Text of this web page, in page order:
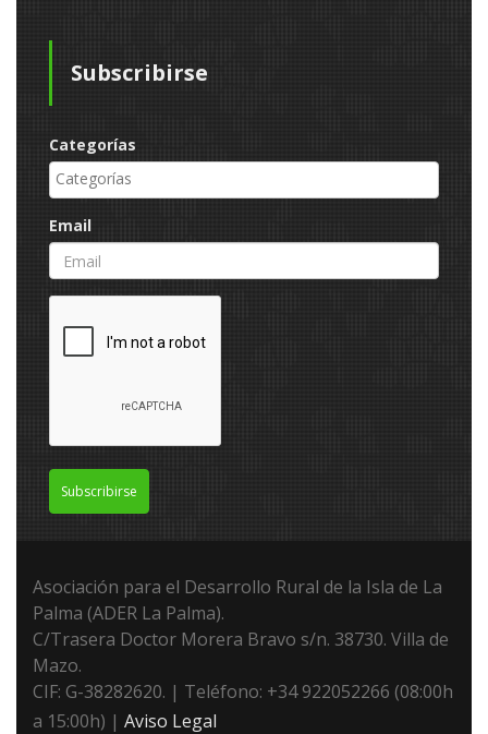
Subscribirse
Categorías
Email
Subscribirse
Asociación para el Desarrollo Rural de la Isla de La
Palma (ADER La Palma).
C/Trasera Doctor Morera Bravo s/n. 38730. Villa de
Mazo.
CIF: G-38282620. | Teléfono: +34 922052266 (08:00h
a 15:00h) | Aviso Legal